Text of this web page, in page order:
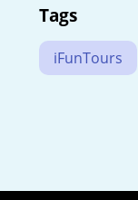
Tags
iFunTours